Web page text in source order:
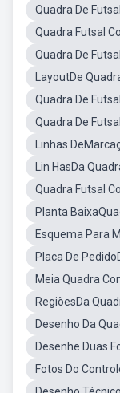
Quadra De
Quadra Futsal
Quadra De
LayoutDe
Quadra De
Quadra De
Linhas
Lin HasDa
Quadra Futsal
Planta
Esquema Para
Placa De
Meia Quadra
RegiõesDa
Desenho Da
Desenhe Duas
Fotos Do